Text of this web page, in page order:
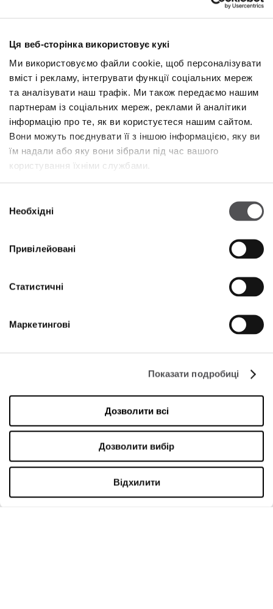
Ця веб-сторінка використовує кукі
Ми використовуємо файли cookie, щоб персоналізувати
вміст і рекламу, інтегрувати функції соціальних мереж
та аналізувати наш трафік. Ми також передаємо нашим
партнерам із соціальних мереж, реклами й аналітики
інформацію про те, як ви користуєтеся нашим сайтом.
Вони можуть поєднувати її з іншою інформацією, яку ви
їм надали або яку вони зібрали під час вашого
користування їхніми службами.
згодиНеобхідні
Привілейовані
Статистичні
Маркетингові
Показати подробиці
Дозволити всі
Дозволити вибір
Відхилити
NEWSLETTER
Станьте VIP
ВВЕДІТЬ СВОЮ АДРЕСУ ЕЛЕКТРОННОЇ ПОШТИ
КОМПАНІЯ
Про нас
Оренда
РЕЖИМ РОБОТИ
Понеділок
09:00 - 21:00
Четвер
09:00 - 21:00